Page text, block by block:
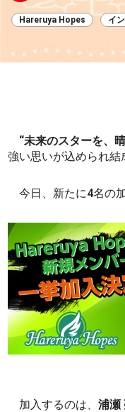
Hareruya Hopes イ
“未来のスターを、
強い思いが込められ結
今日、新たに4名の
加入するのは、浦瀬